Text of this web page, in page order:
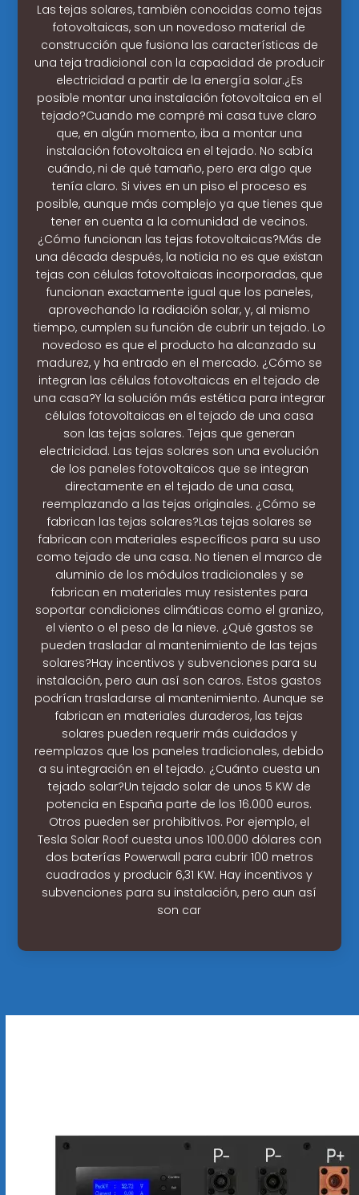
Las tejas solares, también conocidas como tejas
fotovoltaicas, son un novedoso material de
construcción que fusiona las características de
una teja tradicional con la capacidad de producir
electricidad a partir de la energía solar.¿Es
posible montar una instalación fotovoltaica en el
tejado?Cuando me compré mi casa tuve claro
que, en algún momento, iba a montar una
instalación fotovoltaica en el tejado. No sabía
cuándo, ni de qué tamaño, pero era algo que
tenía claro. Si vives en un piso el proceso es
posible, aunque más complejo ya que tienes que
tener en cuenta a la comunidad de vecinos.
¿Cómo funcionan las tejas fotovoltaicas?Más de
una década después, la noticia no es que existan
tejas con células fotovoltaicas incorporadas, que
funcionan exactamente igual que los paneles,
aprovechando la radiación solar, y, al mismo
tiempo, cumplen su función de cubrir un tejado. Lo
novedoso es que el producto ha alcanzado su
madurez, y ha entrado en el mercado. ¿Cómo se
integran las células fotovoltaicas en el tejado de
una casa?Y la solución más estética para integrar
células fotovoltaicas en el tejado de una casa
son las tejas solares. Tejas que generan
electricidad. Las tejas solares son una evolución
de los paneles fotovoltaicos que se integran
directamente en el tejado de una casa,
reemplazando a las tejas originales. ¿Cómo se
fabrican las tejas solares?Las tejas solares se
fabrican con materiales específicos para su uso
como tejado de una casa. No tienen el marco de
aluminio de los módulos tradicionales y se
fabrican en materiales muy resistentes para
soportar condiciones climáticas como el granizo,
el viento o el peso de la nieve. ¿Qué gastos se
pueden trasladar al mantenimiento de las tejas
solares?Hay incentivos y subvenciones para su
instalación, pero aun así son caros. Estos gastos
podrían trasladarse al mantenimiento. Aunque se
fabrican en materiales duraderos, las tejas
solares pueden requerir más cuidados y
reemplazos que los paneles tradicionales, debido
a su integración en el tejado. ¿Cuánto cuesta un
tejado solar?Un tejado solar de unos 5 KW de
potencia en España parte de los 16.000 euros.
Otros pueden ser prohibitivos. Por ejemplo, el
Tesla Solar Roof cuesta unos 100.000 dólares con
dos baterías Powerwall para cubrir 100 metros
cuadrados y producir 6,31 KW. Hay incentivos y
subvenciones para su instalación, pero aun así
son car